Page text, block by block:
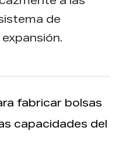
de
fabricar bolsas
capacidades del